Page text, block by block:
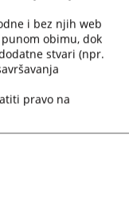
i bez njih web
obimu, dok
stvari (npr.
pravo na